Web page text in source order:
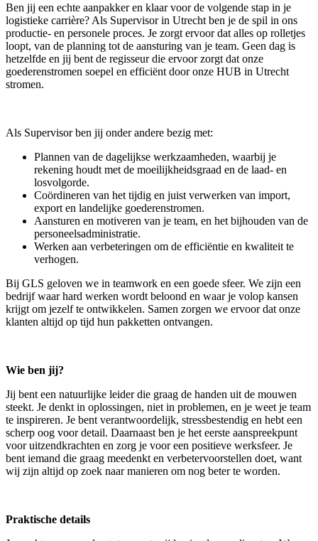
Ben jij een echte aanpakker en klaar voor de volgende stap in je
logistieke carrière? Als Supervisor in Utrecht ben je de spil in ons
productie- en personele proces. Je zorgt ervoor dat alles op rolletjes
loopt, van de planning tot de aansturing van je team. Geen dag is
hetzelfde en jij bent de regisseur die ervoor zorgt dat onze
goederenstromen soepel en efficiënt door onze HUB in Utrecht
stromen.
Als Supervisor ben jij onder andere bezig met:
Plannen van de dagelijkse werkzaamheden, waarbij je
rekening houdt met de moeilijkheidsgraad en de laad- en
losvolgorde.
Coördineren van het tijdig en juist verwerken van import,
export en landelijke goederenstromen.
Aansturen en motiveren van je team, en het bijhouden van de
personeelsadministratie.
Werken aan verbeteringen om de efficiëntie en kwaliteit te
verhogen.
Bij GLS geloven we in teamwork en een goede sfeer. We zijn een
bedrijf waar hard werken wordt beloond en waar je volop kansen
krijgt om jezelf te ontwikkelen. Samen zorgen we ervoor dat onze
klanten altijd op tijd hun pakketten ontvangen.
Wie ben jij?
Jij bent een natuurlijke leider die graag de handen uit de mouwen
steekt. Je denkt in oplossingen, niet in problemen, en je weet je team
te inspireren. Je bent verantwoordelijk, stressbestendig en hebt een
scherp oog voor detail. Daarnaast ben je het eerste aanspreekpunt
voor uitzendkrachten en zorg je voor een positieve werksfeer. Je
bent iemand die graag meedenkt en verbetervoorstellen doet, want
wij zijn altijd op zoek naar manieren om nog beter te worden.
Praktische details